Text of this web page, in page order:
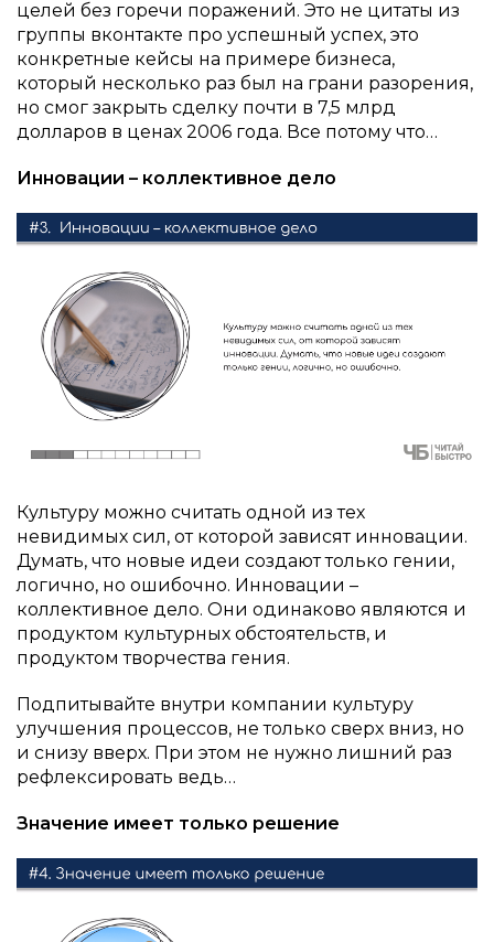
целей без горечи поражений. Это не цитаты из
группы вконтакте про успешный успех, это
конкретные кейсы на примере бизнеса,
который несколько раз был на грани разорения,
но смог закрыть сделку почти в 7,5 млрд
долларов в ценах 2006 года. Все потому что…
Инновации – коллективное дело
Культуру можно считать одной из тех
невидимых сил, от которой зависят инновации.
Думать, что новые идеи создают только гении,
логично, но ошибочно. Инновации –
коллективное дело. Они одинаково являются и
продуктом культурных обстоятельств, и
продуктом творчества гения.
Подпитывайте внутри компании культуру
улучшения процессов, не только сверх вниз, но
и снизу вверх. При этом не нужно лишний раз
рефлексировать ведь…
Значение имеет только решение